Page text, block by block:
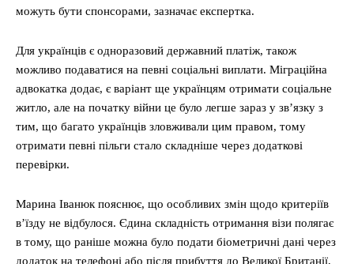
можуть бути спонсорами, зазначає експертка.
Для українців є одноразовий державний платіж, також
можливо подаватися на певні соціальні виплати. Міграційна
адвокатка додає, є варіант ще українцям отримати соціальне
житло, але на початку війни це було легше зараз у зв’язку з
тим, що багато українців зловживали цим правом, тому
отримати певні пільги стало складніше через додаткові
перевірки.
Марина Іванюк пояснює, що особливих змін щодо критеріїв
в’їзду не відбулося. Єдина складність отримання візи полягає
в тому, що раніше можна було подати біометричні дані через
додаток на телефоні або після прибуття до Великої Британії,